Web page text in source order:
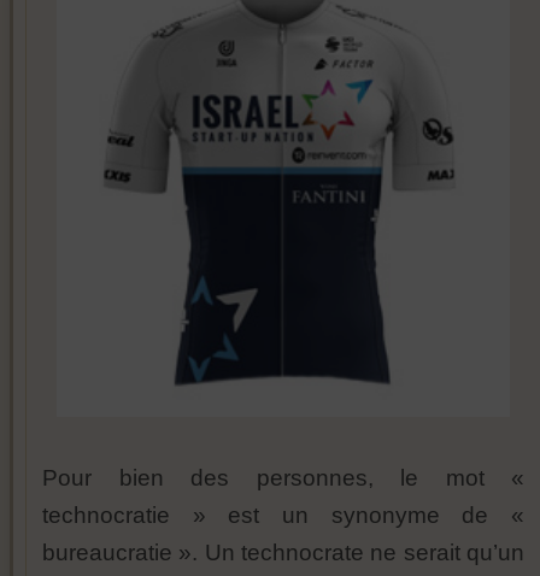
Pour bien des personnes, le mot «
technocratie » est un synonyme de «
bureaucratie ». Un technocrate ne serait qu’un